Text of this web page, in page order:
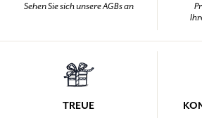
Sehen Sie sich unsere AGBs an
TREUE